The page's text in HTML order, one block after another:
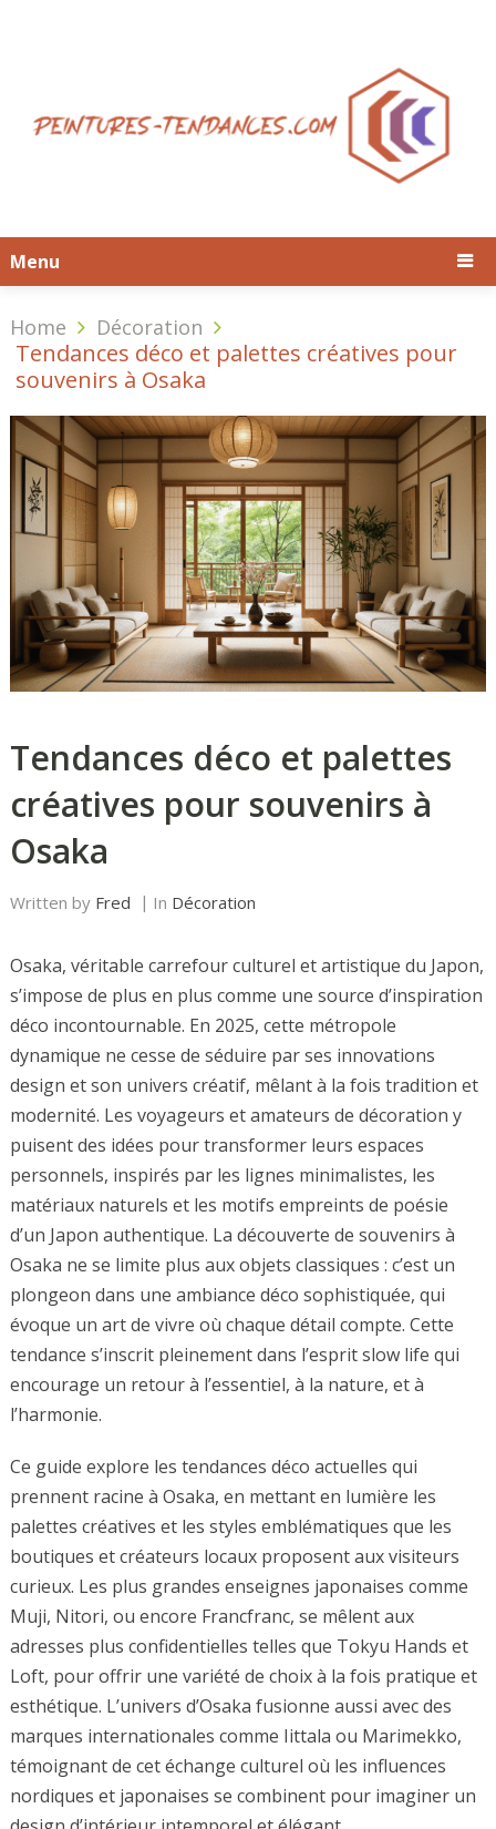
Menu
Home Décoration
Tendances déco et palettes créatives pour
souvenirs à Osaka
Tendances déco et palettes
créatives pour souvenirs à
Osaka
Written by Fred In Décoration
Osaka, véritable carrefour culturel et artistique du Japon,
s’impose de plus en plus comme une source d’inspiration
déco incontournable. En 2025, cette métropole
dynamique ne cesse de séduire par ses innovations
design et son univers créatif, mêlant à la fois tradition et
modernité. Les voyageurs et amateurs de décoration y
puisent des idées pour transformer leurs espaces
personnels, inspirés par les lignes minimalistes, les
matériaux naturels et les motifs empreints de poésie
d’un Japon authentique. La découverte de souvenirs à
Osaka ne se limite plus aux objets classiques : c’est un
plongeon dans une ambiance déco sophistiquée, qui
évoque un art de vivre où chaque détail compte. Cette
tendance s’inscrit pleinement dans l’esprit slow life qui
encourage un retour à l’essentiel, à la nature, et à
l’harmonie.
Ce guide explore les tendances déco actuelles qui
prennent racine à Osaka, en mettant en lumière les
palettes créatives et les styles emblématiques que les
boutiques et créateurs locaux proposent aux visiteurs
curieux. Les plus grandes enseignes japonaises comme
Muji, Nitori, ou encore Francfranc, se mêlent aux
adresses plus confidentielles telles que Tokyu Hands et
Loft, pour offrir une variété de choix à la fois pratique et
esthétique. L’univers d’Osaka fusionne aussi avec des
marques internationales comme Iittala ou Marimekko,
témoignant de cet échange culturel où les influences
nordiques et japonaises se combinent pour imaginer un